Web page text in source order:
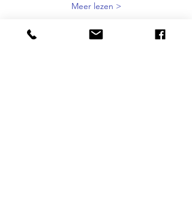
Meer lezen >